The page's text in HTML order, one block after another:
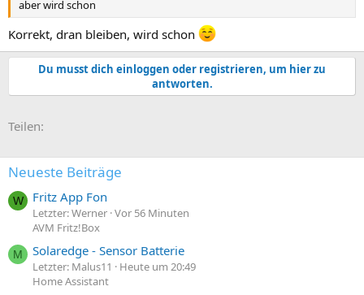
aber wird schon
Korrekt, dran bleiben, wird schon
Du musst dich einloggen oder registrieren, um hier zu
antworten.
Teilen:
Neueste Beiträge
W Fritz App Fon
Letzter: Werner Vor 56 Minuten
AVM Fritz!Box
M Solaredge - Sensor Batterie
Letzter: Malus11
Heute um 20:49
Home Assistant